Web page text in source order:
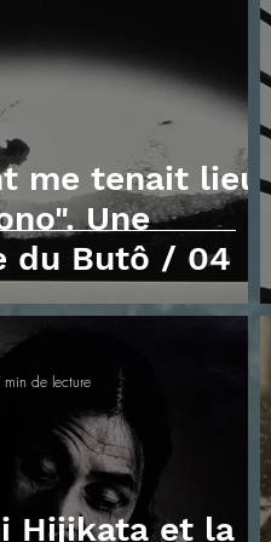
me tenait lieu
Une
du Butô / 04
Hijikata et la
de lecture